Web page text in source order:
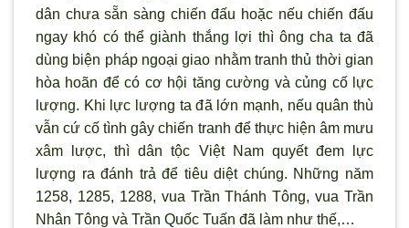
dân chưa sẵn sàng chiến đấu hoặc nếu chiến đấu
ngay khó có thể giành thắng lợi thì ông cha ta đã
dùng biện pháp ngoại giao nhằm tranh thủ thời gian
hòa hoãn để có cơ hội tăng cường và củng cố lực
ượng. Khi lực lượng ta đã lớn mạnh, nếu quân thù
vẫn cứ cố tình gây chiến tranh để thực hiện âm mưu
xâm lược, thì dân tộc Việt Nam quyết đem lực
lượng ra đánh trả để tiêu diệt chúng. Những năm
1258, 1285, 1288, vua Trần Thánh Tông, vua Trần
Nhân Tông và Trần Quốc Tuấn đã làm như thế,…